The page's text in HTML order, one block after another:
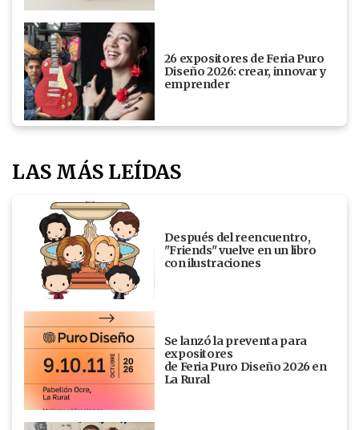
26 expositores de Feria Puro
Diseño 2026: crear, innovar y
emprender
LAS MÁS LEÍDAS
Después del reencuentro,
"Friends" vuelve en un libro
con ilustraciones
Se lanzó la preventa para
expositores
de Feria Puro Diseño 2026 en
La Rural